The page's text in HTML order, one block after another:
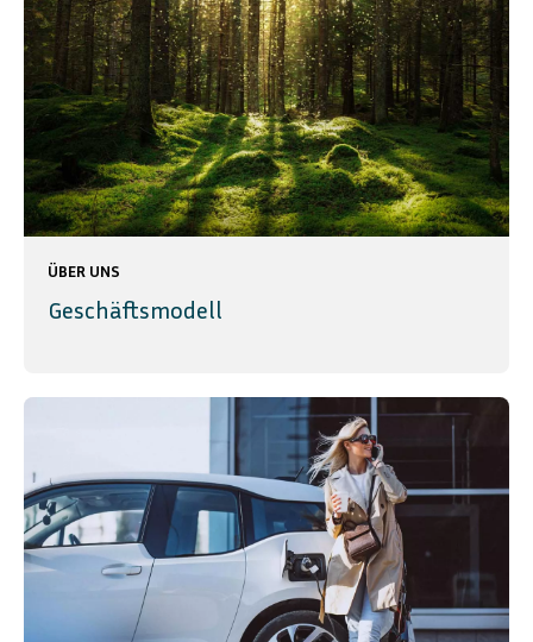
ÜBER UNS
Geschäftsmodell